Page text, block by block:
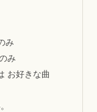
み
み
お好きな曲